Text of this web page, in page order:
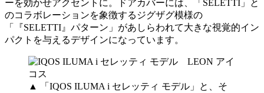
ーを効かせアクセントに。ドアカバーには、「SELETTI」と
のコラボレーションを象徴するジグザグ模様の
「『SELETTI』パターン」があしらわれて大きな視覚的イン
パクトを与えるデザインになっています。
▲ 「IQOS ILUMA i セレッティ モデル」と、そ